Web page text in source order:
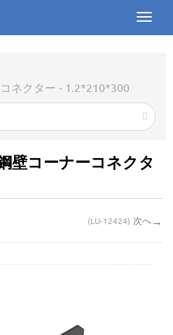
Toggle
ネクター - 1.2*210*300
壁コーナーコネクタ
(LU-12424) 次へ→